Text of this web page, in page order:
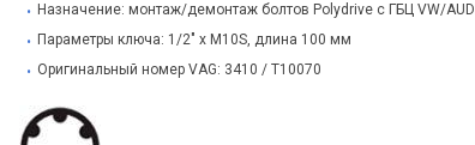
Назначение: монтаж/демонтаж болтов Polydrive с ГБЦ VW/AUDI
Параметры ключа: 1/2" x M10S, длина 100 мм
Оригинальный номер VAG: 3410 / T10070